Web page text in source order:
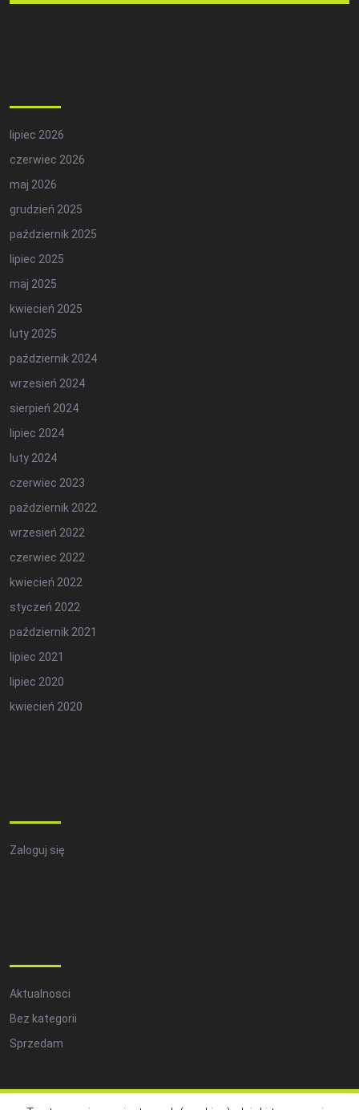
lipiec 2026
czerwiec 2026
maj 2026
grudzień 2025
październik 2025
lipiec 2025
maj 2025
kwiecień 2025
luty 2025
październik 2024
wrzesień 2024
sierpień 2024
lipiec 2024
luty 2024
czerwiec 2023
październik 2022
wrzesień 2022
czerwiec 2022
kwiecień 2022
styczeń 2022
październik 2021
lipiec 2021
lipiec 2020
kwiecień 2020
Zaloguj się
Aktualnosci
Bez kategorii
Sprzedam